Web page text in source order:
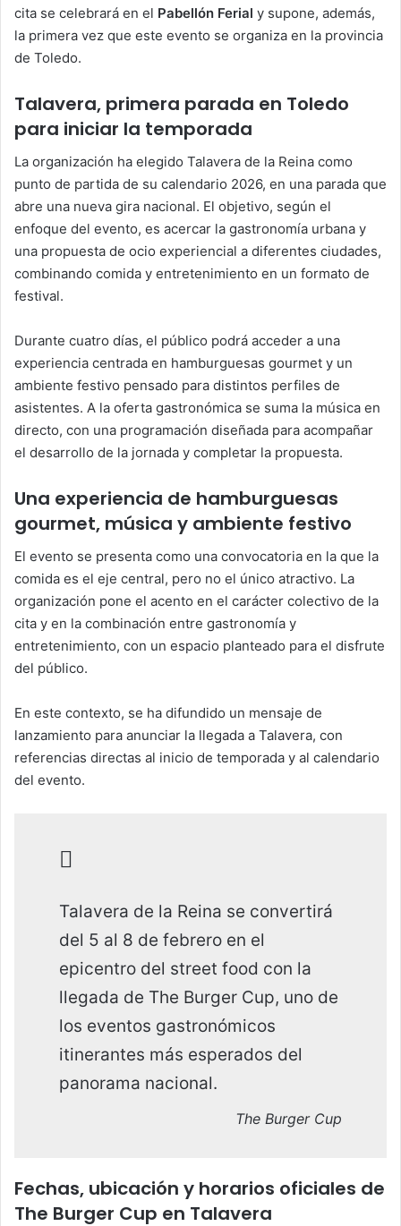
cita se celebrará en el Pabellón Ferial y supone, además,
la primera vez que este evento se organiza en la provincia
de Toledo.
Talavera, primera parada en Toledo
para iniciar la temporada
La organización ha elegido Talavera de la Reina como
punto de partida de su calendario 2026, en una parada que
abre una nueva gira nacional. El objetivo, según el
enfoque del evento, es acercar la gastronomía urbana y
una propuesta de ocio experiencial a diferentes ciudades,
combinando comida y entretenimiento en un formato de
festival.
Durante cuatro días, el público podrá acceder a una
experiencia centrada en hamburguesas gourmet y un
ambiente festivo pensado para distintos perfiles de
asistentes. A la oferta gastronómica se suma la música en
directo, con una programación diseñada para acompañar
el desarrollo de la jornada y completar la propuesta.
Una experiencia de hamburguesas
gourmet, música y ambiente festivo
El evento se presenta como una convocatoria en la que la
comida es el eje central, pero no el único atractivo. La
organización pone el acento en el carácter colectivo de la
cita y en la combinación entre gastronomía y
entretenimiento, con un espacio planteado para el disfrute
del público.
En este contexto, se ha difundido un mensaje de
lanzamiento para anunciar la llegada a Talavera, con
referencias directas al inicio de temporada y al calendario
del evento.
Talavera de la Reina se convertirá
del 5 al 8 de febrero en el
epicentro del street food con la
llegada de The Burger Cup, uno de
los eventos gastronómicos
itinerantes más esperados del
panorama nacional.
The Burger Cup
Fechas, ubicación y horarios oficiales de
The Burger Cup en Talavera